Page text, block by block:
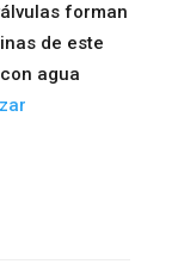
forman
de este
agua